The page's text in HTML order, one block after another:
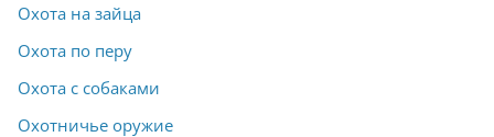
Охота на зайца
Охота по перу
Охота с собаками
Охотничье оружие